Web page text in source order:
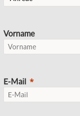
Vorname
E-Mail